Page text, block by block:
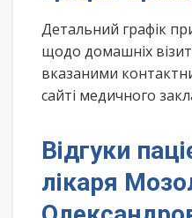
Детальний графік
щодо домашніх
вказаними
сайті медичного
Відгуки
лікаря